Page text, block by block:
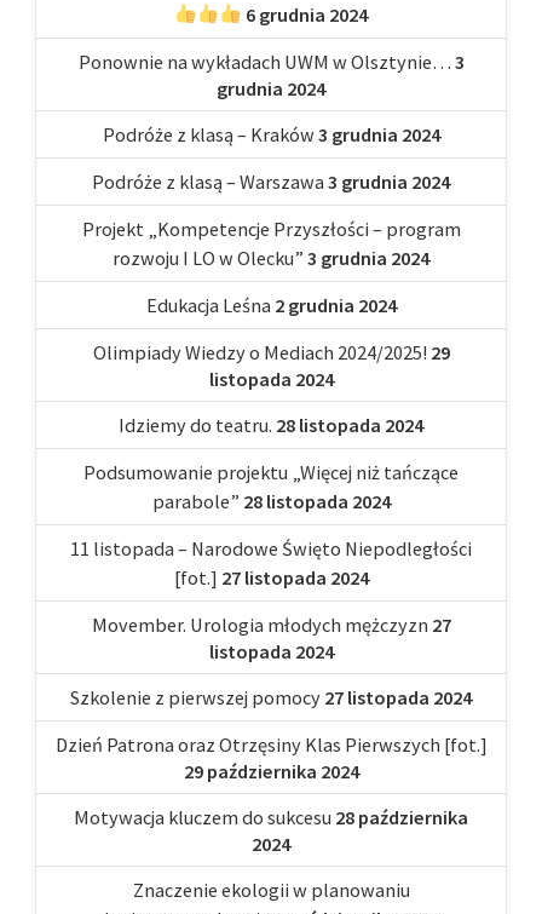
6 grudnia 2024
Ponownie na wykładach UWM w Olsztynie… 3
grudnia 2024
Podróże z klasą – Kraków 3 grudnia 2024
Podróże z klasą – Warszawa 3 grudnia 2024
Projekt „Kompetencje Przyszłości – program
rozwoju I LO w Olecku” 3 grudnia 2024
Edukacja Leśna 2 grudnia 2024
Olimpiady Wiedzy o Mediach 2024/2025! 29
listopada 2024
Idziemy do teatru. 28 listopada 2024
Podsumowanie projektu „Więcej niż tańczące
parabole” 28 listopada 2024
11 listopada – Narodowe Święto Niepodległości
[fot.] 27 listopada 2024
Movember. Urologia młodych mężczyzn 27
listopada 2024
Szkolenie z pierwszej pomocy 27 listopada 2024
Dzień Patrona oraz Otrzęsiny Klas Pierwszych [fot.]
29 października 2024
Motywacja kluczem do sukcesu 28 października
2024
Znaczenie ekologii w planowaniu